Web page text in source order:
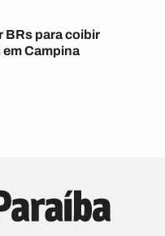
BRs para coibir
Campina